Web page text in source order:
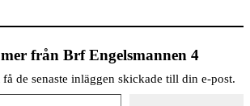
från Brf Engelsmannen 4
de senaste inläggen skickade till din e-post.